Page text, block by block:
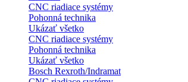
CNC riadiace systémy
Pohonná technika
Ukázať všetko
CNC riadiace systémy
Pohonná technika
Ukázať všetko
Bosch Rexroth/Indramat